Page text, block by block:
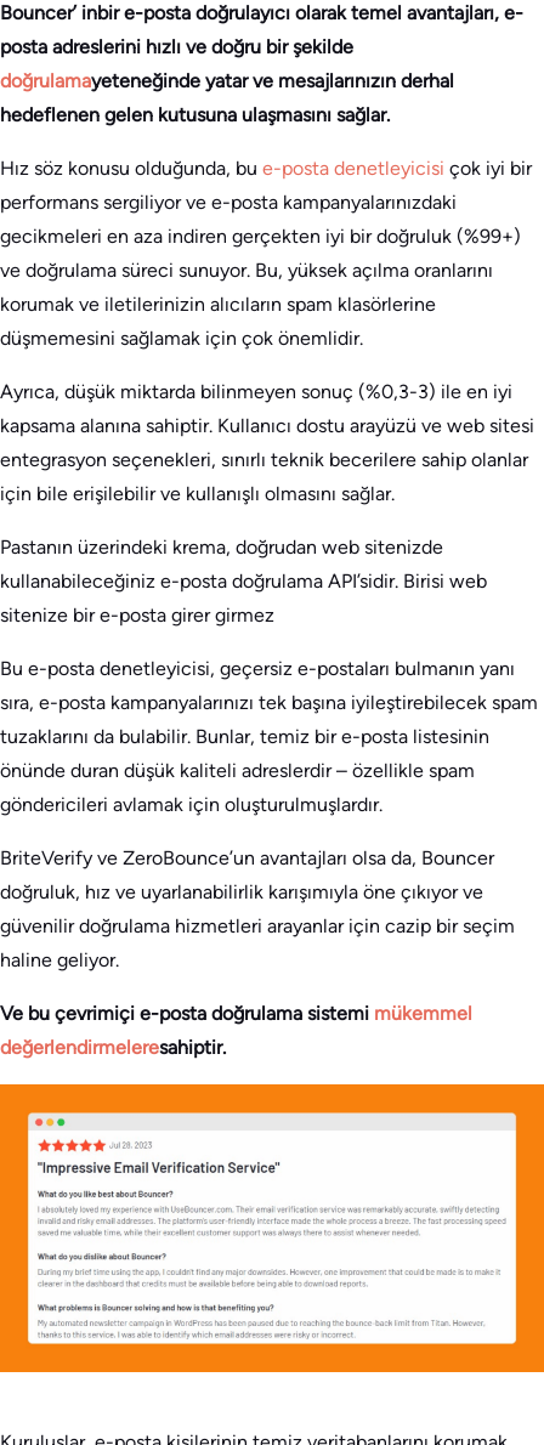
Bouncer’inbir e-posta doğrulayıcı olarak temel avantajları, e-
posta adreslerini hızlı ve doğru bir şekilde
doğrulamayeteneğinde yatarve mesajlarınızın derhal
hedeflenen gelen kutusuna ulaşmasını sağlar.
Hız söz konusu olduğunda, bu e-posta denetleyicisi çok iyi bir
performans sergiliyor ve e-posta kampanyalarınızdaki
gecikmeleri en aza indiren gerçekten iyi bir doğruluk (%99+)
ve doğrulama süreci sunuyor. Bu, yüksek açılma oranlarını
korumak ve iletilerinizin alıcıların spam klasörlerine
düşmemesini sağlamak için çok önemlidir.
Ayrıca, düşük miktarda bilinmeyen sonuç (%0,3-3) ile en iyi
kapsama alanına sahiptir. Kullanıcı dostu arayüzü ve web sitesi
entegrasyon seçenekleri, sınırlı teknik becerilere sahip olanlar
için bile erişilebilir ve kullanışlı olmasını sağlar.
Pastanın üzerindeki krema, doğrudan web sitenizde
kullanabileceğiniz e-posta doğrulama API’sidir. Birisi web
sitenize bir e-posta girer girmez
Bu e-posta denetleyicisi, geçersiz e-postaları bulmanın yanı
sıra, e-posta kampanyalarınızı tek başına iyileştirebilecek spam
tuzaklarını da bulabilir. Bunlar, temiz bir e-posta listesinin
önünde duran düşük kaliteli adreslerdir – özellikle spam
göndericileri avlamak için oluşturulmuşlardır.
BriteVerify ve ZeroBounce’un avantajları olsa da, Bouncer
doğruluk, hız ve uyarlanabilirlik karışımıyla öne çıkıyor ve
güvenilir doğrulama hizmetleri arayanlar için cazip bir seçim
haline geliyor.
Ve bu çevrimiçi e-posta doğrulama sistemi mükemmel
değerlendirmeleresahiptir.